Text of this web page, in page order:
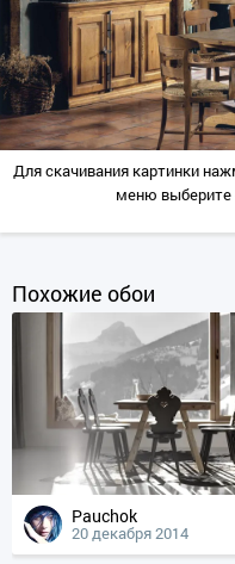
Для скачивания картинки
меню выберите
Похожие обои
Pauchok
20 декабря 2014